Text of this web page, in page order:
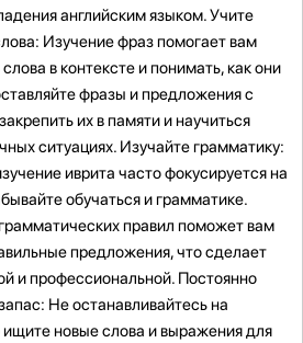
английским языком. Учите
Изучение фраз помогает вам
в контексте и понимать, как они
фразы и предложения с
их в памяти и научиться
ситуациях. Изучайте грамматику:
иврита часто фокусируется на
обучаться и грамматике.
правил поможет вам
предложения, что сделает
и профессиональной. Постоянно
Не останавливайтесь на
ищите новые слова и выражения для